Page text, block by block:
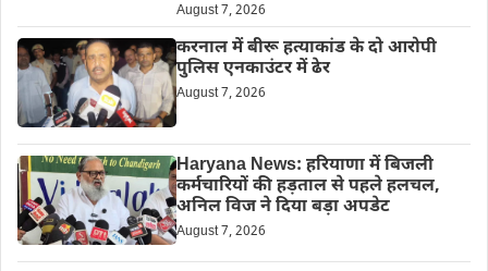
August 7, 2026
करनाल में बीरू हत्याकांड के दो आरोपी
पुलिस एनकाउंटर में ढेर
August 7, 2026
Haryana News: हरियाणा में बिजली
कर्मचारियों की हड़ताल से पहले हलचल,
अनिल विज ने दिया बड़ा अपडेट
August 7, 2026